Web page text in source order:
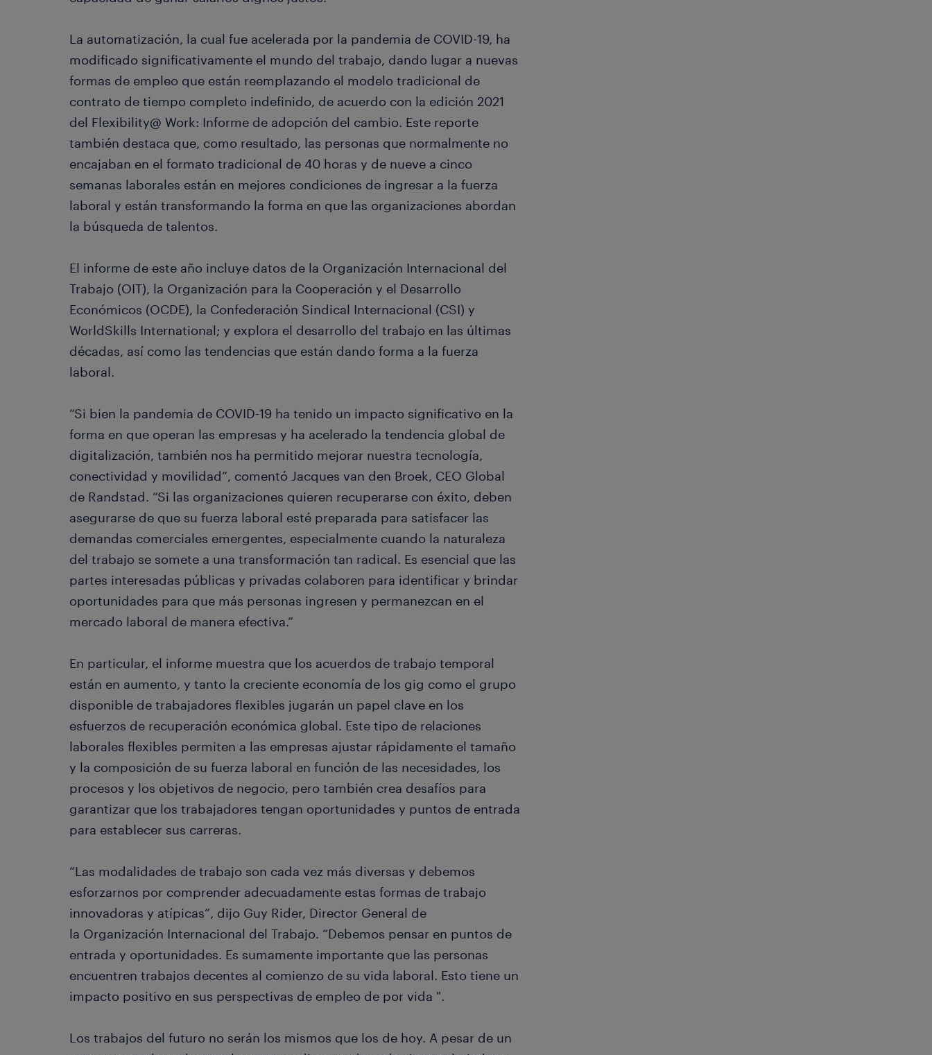
La automatización, la cual fue acelerada por la pandemia de COVID-19, ha
modificado significativamente el mundo del trabajo, dando lugar a nuevas
formas de empleo que están reemplazando el modelo tradicional de
contrato de tiempo completo indefinido, de acuerdo con la edición 2021
del Flexibility@ Work: Informe de adopción del cambio. Este reporte
también destaca que, como resultado, las personas que normalmente no
encajaban en el formato tradicional de 40 horas y de nueve a cinco
semanas laborales están en mejores condiciones de ingresar a la fuerza
laboral y están transformando la forma en que las organizaciones abordan
la búsqueda de talentos.
El informe de este año incluye datos de la Organización Internacional del
Trabajo (OIT), la Organización para la Cooperación y el Desarrollo
Económicos (OCDE), la Confederación Sindical Internacional (CSI) y
WorldSkills International; y explora el desarrollo del trabajo en las últimas
décadas, así como las tendencias que están dando forma a la fuerza
laboral.
“Si bien la pandemia de COVID-19 ha tenido un impacto significativo en la
forma en que operan las empresas y ha acelerado la tendencia global de
digitalización, también nos ha permitido mejorar nuestra tecnología,
conectividad y movilidad”, comentó Jacques van den Broek, CEO Global
de Randstad. “Si las organizaciones quieren recuperarse con éxito, deben
asegurarse de que su fuerza laboral esté preparada para satisfacer las
demandas comerciales emergentes, especialmente cuando la naturaleza
del trabajo se somete a una transformación tan radical. Es esencial que las
partes interesadas públicas y privadas colaboren para identificar y brindar
oportunidades para que más personas ingresen y permanezcan en el
mercado laboral de manera efectiva.”
En particular, el informe muestra que los acuerdos de trabajo temporal
están en aumento, y tanto la creciente economía de los gig como el grupo
disponible de trabajadores flexibles jugarán un papel clave en los
esfuerzos de recuperación económica global. Este tipo de relaciones
laborales flexibles permiten a las empresas ajustar rápidamente el tamaño
y la composición de su fuerza laboral en función de las necesidades, los
procesos y los objetivos de negocio, pero también crea desafíos para
garantizar que los trabajadores tengan oportunidades y puntos de entrada
para establecer sus carreras.
“Las modalidades de trabajo son cada vez más diversas y debemos
esforzarnos por comprender adecuadamente estas formas de trabajo
innovadoras y atípicas”, dijo Guy Rider, Director General de
la Organización Internacional del Trabajo. “Debemos pensar en puntos de
entrada y oportunidades. Es sumamente importante que las personas
encuentren trabajos decentes al comienzo de su vida laboral. Esto tiene un
impacto positivo en sus perspectivas de empleo de por vida ".
Los trabajos del futuro no serán los mismos que los de hoy. A pesar de un